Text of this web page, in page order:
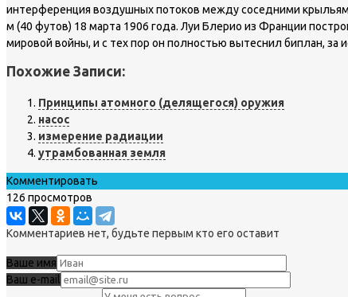
интерференция воздушных потоков между соседними
м (40 футов) 18 марта 1906 года. Луи Блерио из Франции
мировой войны, и с тех пор он полностью вытеснил биплан, за
Похожие Записи:
Принципы атомного (делящегося) оружия
насос
измерение радиации
утрамбованная земля
Комментировать
126 просмотров
Комментариев нет, будьте первым кто его оставит
Ваше имя
Ваш e-mail